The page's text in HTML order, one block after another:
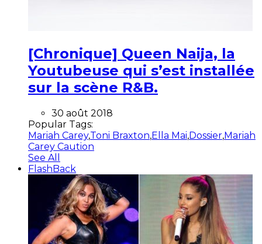
[Chronique] Queen Naija, la
Youtubeuse qui s’est installée
sur la scène R&B.
30 août 2018
Popular Tags:
Mariah Carey,Toni Braxton,Ella Mai,Dossier,Mariah
Carey Caution
See All
FlashBack